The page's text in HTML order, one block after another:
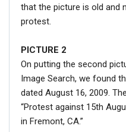
that the picture is old and
protest.
PICTURE 2
On putting the second
Image Search, we found
dated August 16, 2009.
“Protest against 15th
in Fremont, CA.”